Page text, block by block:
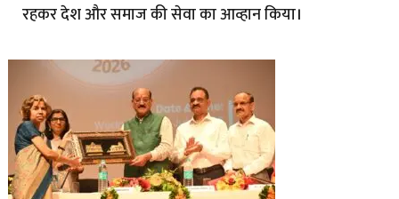
रहकर देश और समाज की सेवा का आव्हान किया।